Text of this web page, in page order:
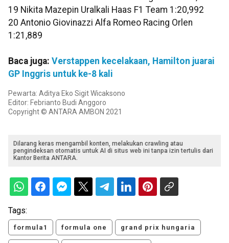
19 Nikita Mazepin Uralkali Haas F1 Team 1:20,992
20 Antonio Giovinazzi Alfa Romeo Racing Orlen
1:21,889
Baca juga: Verstappen kecelakaan, Hamilton juarai
GP Inggris untuk ke-8 kali
Pewarta: Aditya Eko Sigit Wicaksono
Editor: Febrianto Budi Anggoro
Copyright © ANTARA AMBON 2021
Dilarang keras mengambil konten, melakukan crawling atau
pengindeksan otomatis untuk AI di situs web ini tanpa izin tertulis dari
Kantor Berita ANTARA.
Tags:
formula1 formula one grand prix hungaria